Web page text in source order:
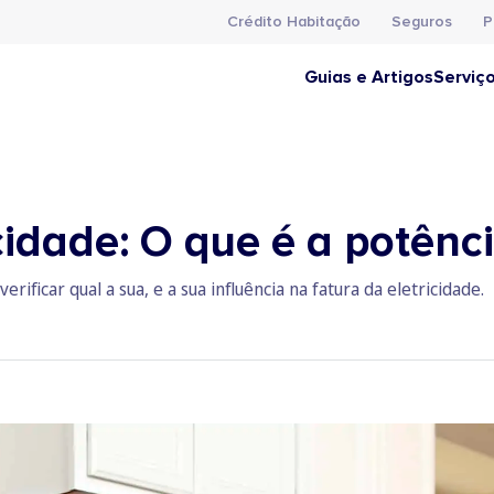
Crédito Habitação Seguros
Guias e Artigos
O que é a
qual a sua, e a sua influência na fatura da eletricidade.